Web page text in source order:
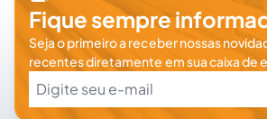
Fique sempre
Seja o primeiro a receber nossas
recentes diretamente em sua caixa de